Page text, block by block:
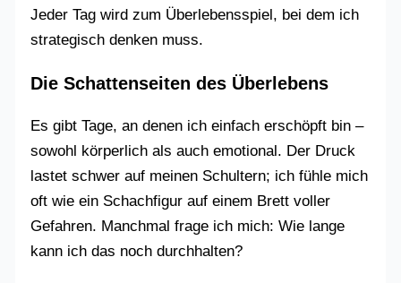
Jeder Tag wird zum Überlebensspiel, bei dem ich
strategisch denken muss.
Die Schattenseiten des Überlebens
Es gibt Tage, an denen ich einfach erschöpft bin –
sowohl körperlich als auch emotional. Der Druck
lastet schwer auf meinen Schultern; ich fühle mich
oft wie ein Schachfigur auf einem Brett voller
Gefahren. Manchmal frage ich mich: Wie lange
kann ich das noch durchhalten?